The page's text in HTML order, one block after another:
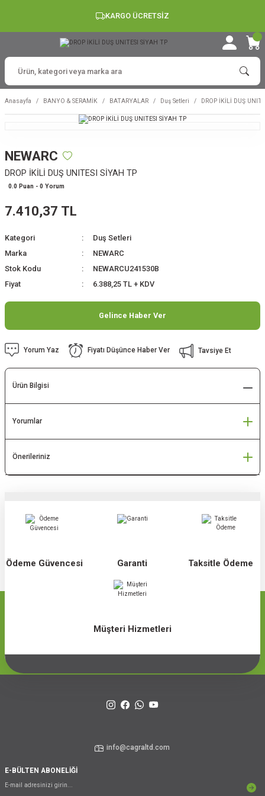
KARGO ÜCRETSİZ
Anasayfa BANYO & SERAMİK BATARYALAR Duş Setleri DROP İKİLİ DUŞ
NEWARC
DROP İKİLİ DUŞ UNITESI SİYAH TP
0.0 Puan - 0 Yorum
7.410,37 TL
Kategori
Duş Setleri
Marka
NEWARC
Stok Kodu
NEWARCU241530B
Fiyat
6.388,25 TL + KDV
Gelince Haber Ver
Yorum Yaz Fiyatı Düşünce Haber Ver Tavsiye Et
Ürün Bilgisi
Yorumlar
Önerileriniz
Ödeme Güvencesi Garanti Taksitle Ödeme
Müşteri Hizmetleri
info@cagraltd.com
E-BÜLTEN ABONELİĞİ